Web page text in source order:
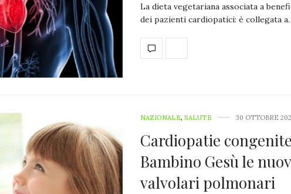
La dieta vegetariana associata a
dei pazienti cardiopatici: è collegata
NAZIONALE, SALUTE 30 OTTOBRE
Cardiopatie
Bambino Gesù le
valvolari polmonari